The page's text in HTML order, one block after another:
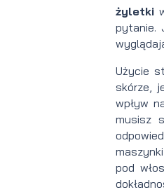
żyletki
pytanie.
Użycie
skórze,
wpływ
musisz
pod